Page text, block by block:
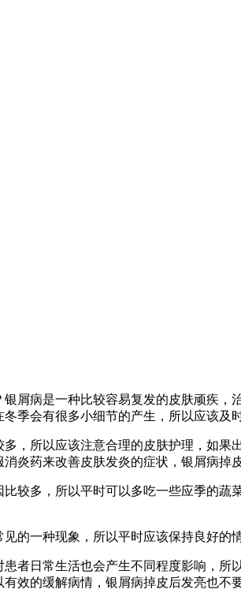
屑病是一种比较容易复发的皮肤顽疾
季会有很多小细节的产生，所以应该及
，所以应该注意合理的皮肤护理，如
炎药来改善皮肤发炎的症状，银屑病掉
较多，所以平时可以多吃一些应季的
的一种现象，所以平时应该保持良好
者日常生活也会产生不同程度影响，
效的缓解病情，银屑病掉皮后发亮也不